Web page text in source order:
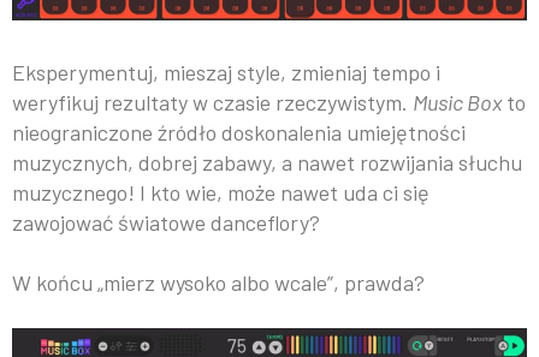
Eksperymentuj, mieszaj style, zmieniaj tempo i
weryfikuj rezultaty w czasie rzeczywistym. Music Boxto
nieograniczone źródło doskonalenia umiejętności
muzycznych, dobrej zabawy, a nawet rozwijania słuchu
muzycznego! I kto wie, może nawet uda ci się
zawojować światowe danceflory?
W końcu „mierz wysoko albo wcale”, prawda?